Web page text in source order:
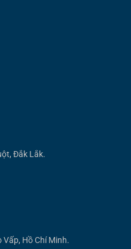
Đắk Lắk.
Vấp, Hồ Chí Minh.